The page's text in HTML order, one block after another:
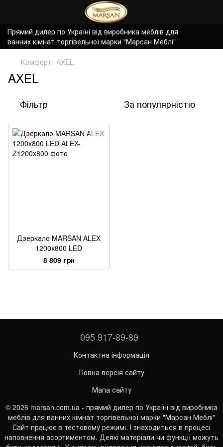
Прямий дилер по Україні від виробника меблів для
ванних кімнат торгівельної марки "Марсан Меблі"
Комфорт AXEL
AXEL
Фільтр За популярністю
Дзеркало MARSAN ALEX
1200x800 LED
8 809 грн
095 917-89-89
Контактна інформація
Повна версія сайту
Мапа сайту
© 2026 marsan.com.ua - прямий дилер по Україні від виробника
меблів для ванних кімнат торгівельної марки "Марсан Меблі"
Сайт працює в тестовому режимі. І знаходиться в процесі
наповнення асортиментом. Деякі матеріали чи функції можуть